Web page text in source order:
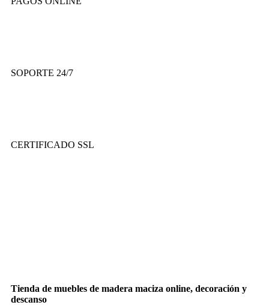
SOPORTE 24/7
CERTIFICADO SSL
Tienda de muebles de madera maciza online, decoración y
descanso